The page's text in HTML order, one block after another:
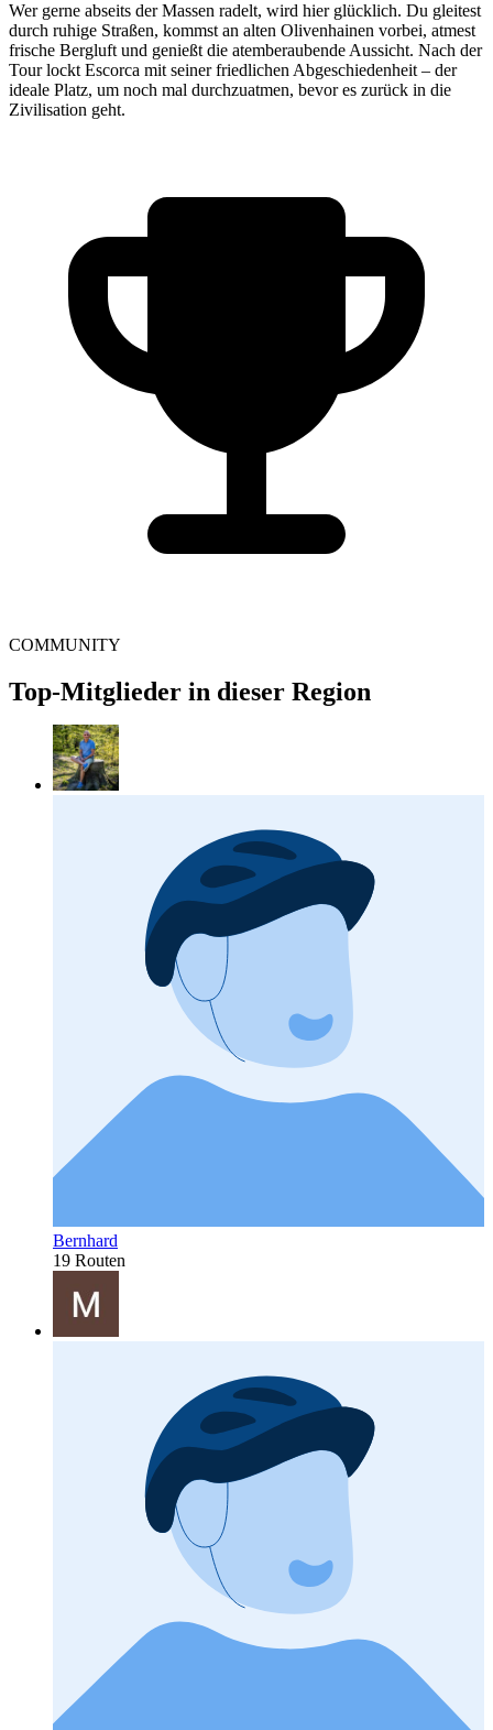
Wer gerne abseits der Massen radelt, wird hier glücklich. Du gleitest
durch ruhige Straßen, kommst an alten Olivenhainen vorbei, atmest
frische Bergluft und genießt die atemberaubende Aussicht. Nach der
Tour lockt Escorca mit seiner friedlichen Abgeschiedenheit – der
ideale Platz, um noch mal durchzuatmen, bevor es zurück in die
Zivilisation geht.
COMMUNITY
Top-Mitglieder in dieser Region
Bernhard
19 Routen